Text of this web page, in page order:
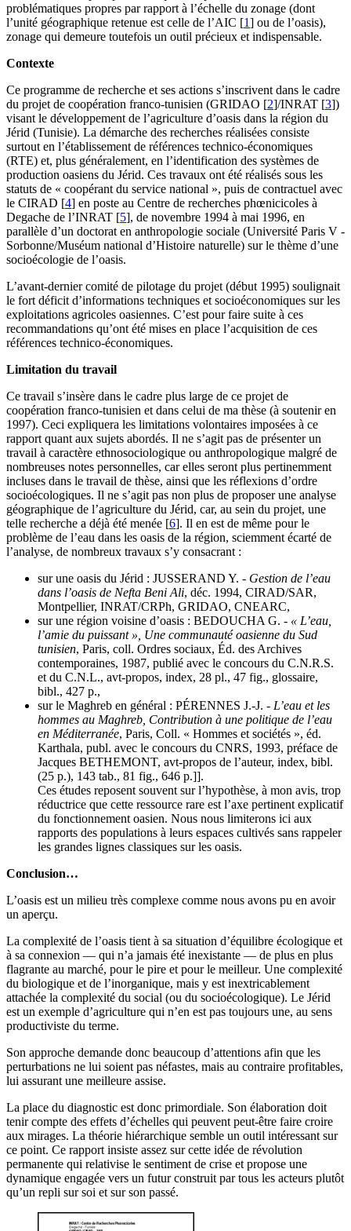
problématiques propres par rapport à l’échelle du zonage (dont
l’unité géographique retenue est celle de l’AIC [1] ou de l’oasis),
zonage qui demeure toutefois un outil précieux et indispensable.
Contexte
Ce programme de recherche et ses actions s’inscrivent dans le cadre
du projet de coopération franco-tunisien (GRIDAO [2]/INRAT [3])
visant le développement de l’agriculture d’oasis dans la région du
Jérid (Tunisie). La démarche des recherches réalisées consiste
surtout en l’établissement de références technico-économiques
(RTE) et, plus généralement, en l’identification des systèmes de
production oasiens du Jérid. Ces travaux ont été réalisés sous les
statuts de « coopérant du service national », puis de contractuel avec
le CIRAD [4] en poste au Centre de recherches phœnicicoles à
Degache de l’INRAT [5], de novembre 1994 à mai 1996, en
parallèle d’un doctorat en anthropologie sociale (Université Paris V -
Sorbonne/Muséum national d’Histoire naturelle) sur le thème d’une
socioécologie de l’oasis.
L’avant-dernier comité de pilotage du projet (début 1995) soulignait
le fort déficit d’informations techniques et socioéconomiques sur les
exploitations agricoles oasiennes. C’est pour faire suite à ces
recommandations qu’ont été mises en place l’acquisition de ces
références technico-économiques.
Limitation du travail
Ce travail s’insère dans le cadre plus large de ce projet de
coopération franco-tunisien et dans celui de ma thèse (à soutenir en
1997). Ceci expliquera les limitations volontaires imposées à ce
rapport quant aux sujets abordés. Il ne s’agit pas de présenter un
travail à caractère ethnosociologique ou anthropologique malgré de
nombreuses notes personnelles, car elles seront plus pertinemment
incluses dans le travail de thèse, ainsi que les réflexions d’ordre
socioécologiques. Il ne s’agit pas non plus de proposer une analyse
géographique de l’agriculture du Jérid, car, au sein du projet, une
telle recherche a déjà été menée [6]. Il en est de même pour le
problème de l’eau dans les oasis de la région, sciemment écarté de
l’analyse, de nombreux travaux s’y consacrant :
sur une oasis du Jérid : JUSSERAND Y. - Gestion de l’eau
dans l’oasis de Nefta Beni Ali, déc. 1994, CIRAD/SAR,
Montpellier, INRAT/CRPh, GRIDAO, CNEARC,
sur une région voisine d’oasis : BEDOUCHA G. - « L’eau,
l’amie du puissant », Une communauté oasienne du Sud
tunisien, Paris, coll. Ordres sociaux, Éd. des Archives
contemporaines, 1987, publié avec le concours du C.N.R.S.
et du C.N.L., avt-propos, index, 28 pl., 47 fig., glossaire,
bibl., 427 p.,
sur le Maghreb en général : PÉRENNES J.-J. - L’eau et les
hommes au Maghreb, Contribution à une politique de l’eau
en Méditerranée, Paris, Coll. « Hommes et sociétés », éd.
Karthala, publ. avec le concours du CNRS, 1993, préface de
Jacques BETHEMONT, avt-propos de l’auteur, index, bibl.
(25 p.), 143 tab., 81 fig., 646 p.]].
Ces études reposent souvent sur l’hypothèse, à mon avis, trop
réductrice que cette ressource rare est l’axe pertinent explicatif
du fonctionnement oasien. Nous nous limiterons ici aux
rapports des populations à leurs espaces cultivés sans rappeler
les grandes lignes classiques sur les oasis.
Conclusion…
L’oasis est un milieu très complexe comme nous avons pu en avoir
un aperçu.
La complexité de l’oasis tient à sa situation d’équilibre écologique et
à sa connexion — qui n’a jamais été inexistante — de plus en plus
flagrante au marché, pour le pire et pour le meilleur. Une complexité
du biologique et de l’inorganique, mais y est inextricablement
attachée la complexité du social (ou du socioécologique). Le Jérid
est un exemple d’agriculture qui n’en est pas toujours une, au sens
productiviste du terme.
Son approche demande donc beaucoup d’attentions afin que les
perturbations ne lui soient pas néfastes, mais au contraire profitables,
lui assurant une meilleure assise.
La place du diagnostic est donc primordiale. Son élaboration doit
tenir compte des effets d’échelles qui peuvent peut-être faire croire
aux mirages. La théorie hiérarchique semble un outil intéressant sur
ce point. Ce rapport insiste assez sur cette idée de révolution
permanente qui relativise le sentiment de crise et propose une
dynamique engagée vers un futur construit par tous les acteurs plutôt
qu’un repli sur soi et sur son passé.